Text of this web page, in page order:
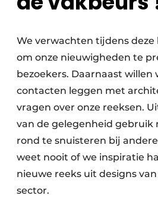
We verwachten tijdens
om onze nieuwigheden te
bezoekers. Daarnaast willen
contacten leggen met
vragen over onze reeksen.
van de gelegenheid gebruik
rond te snuisteren bij
weet nooit of we inspiratie
nieuwe reeks uit designs
sector.